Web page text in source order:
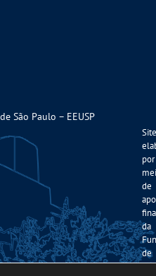
São Paulo – EEUSP
Site
por
de
da
de